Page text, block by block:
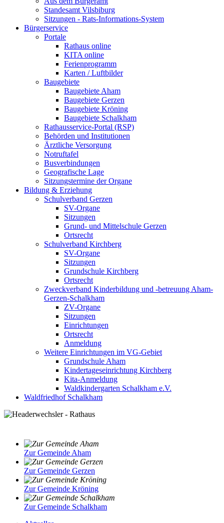
Standesamt Vilsbiburg
Sitzungen - Rats-Informations-System
Bürgerservice
Portale
Rathaus online
KITA online
Ferienprogramm
Karten / Luftbilder
Baugebiete
Baugebiete Aham
Baugebiete Gerzen
Baugebiete Kröning
Baugebiete Schalkham
Rathausservice-Portal (RSP)
Behörden und Institutionen
Ärztliche Versorgung
Notruftafel
Busverbindungen
Geografische Lage
Sitzungstermine der Organe
Bildung & Erziehung
Schulverband Gerzen
SV-Organe
Sitzungen
Grund- und Mittelschule Gerzen
Ortsrecht
Schulverband Kirchberg
SV-Organe
Sitzungen
Grundschule Kirchberg
Ortsrecht
Zweckverband Kinderbildung und -betreuung Aham-
Gerzen-Schalkham
ZV-Organe
Sitzungen
Einrichtungen
Ortsrecht
Anmeldung
Weitere Einrichtungen im VG-Gebiet
Grundschule Aham
Kindertageseinrichtung Kirchberg
Kita-Anmeldung
Waldkindergarten Schalkham e.V.
Waldfriedhof Schalkham
Zur Gemeinde Aham
Zur Gemeinde Gerzen
Zur Gemeinde Kröning
Zur Gemeinde Schalkham